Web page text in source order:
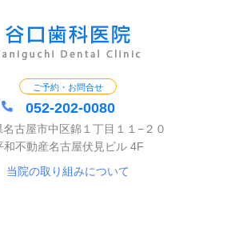
ご予約・お問合せ
052-202-0080
名古屋市中区錦１丁目１１−２０
和不動産名古屋伏見ビル 4F
当院の取り組みについて